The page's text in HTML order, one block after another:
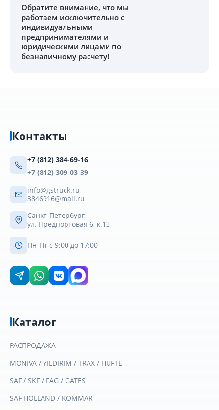
Обратите внимание, что мы
работаем исключительно с
индивидуальными
предпринимателями и
юридическими лицами по
безналичному расчету!
Контакты
+7 (812) 384-69-16
+7 (812) 309-03-39
info@gstruck.ru
3846916@mail.ru
Санкт-Петербург,
ул. Предпортовая 6, к.13
Пн-Пт с 9:00 до 17:00
Каталог
РАСПРОДАЖА
MONIVA / YILDIRIM / TRAX / HUFTE
SAF / SKF / FAG / GATES
SAF HOLLAND / KOMMAR